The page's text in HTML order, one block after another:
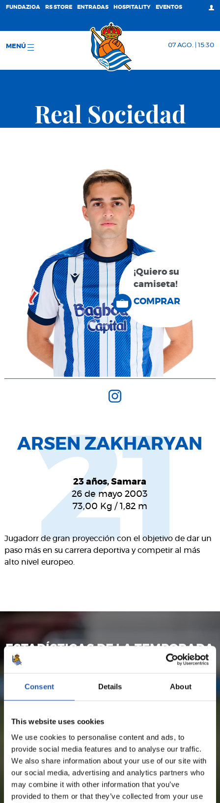
Consent Details About
This website uses cookies
We use cookies to personalise content and ads, to
provide social media features and to analyse our traffic.
We also share information about your use of our site with
our social media, advertising and analytics partners who
may combine it with other information that you’ve
provided to them or that they’ve collected from your use
FUNDAZIOA RS STORE ENTRADAS HOSPITALITY EVENTOS
MENÚ 07 AGO. | 15:30
Real Sociedad
¡Quiero su
camiseta!
COMPRAR
ARSEN ZAKHARYAN
23 años, Samara
26 de mayo 2003
73,00 Kg /1,82 m
Jugadorr de gran proyección con el objetivo de dar un
paso más en su carrera deportiva y competir al más
alto nivel europeo.
21
ESTADÍSTICAS DE LA TEMPORADA
REGISTRADOS!
Este contenido es solo para los usuarios registrados en
nuestra web.
Regístrate haciendo clic en el Loginy disfruta de
contenido exclusivo para ti.